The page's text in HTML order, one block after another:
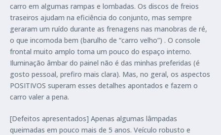
carro em algumas rampas e lombadas. Os discos de freios
traseiros ajudam na eficiência do conjunto, mas sempre
geraram um ruído durante as frenagens nas manobras de ré,
o que incomoda bem (barulho de “carro velho”) . O console
frontal muito amplo toma um pouco do espaço interno.
Iluminação âmbar do painel não é das minhas preferidas (é
gosto pessoal, prefiro mais clara). Mas, no geral, os aspectos
POSITIVOS superam esses detalhes apontados e fazem o
carro valer a pena.
[Defeitos apresentados] Apenas algumas lâmpadas
queimadas em pouco mais de 5 anos. Veículo robusto e